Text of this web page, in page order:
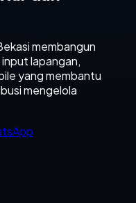
membangun
lapangan,
yang membantu
mengelola